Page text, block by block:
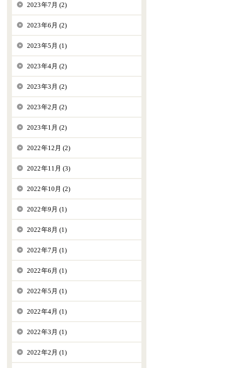
2023年7月 (2)
2023年6月 (2)
2023年5月 (1)
2023年4月 (2)
2023年3月 (2)
2023年2月 (2)
2023年1月 (2)
2022年12月 (2)
2022年11月 (3)
2022年10月 (2)
2022年9月 (1)
2022年8月 (1)
2022年7月 (1)
2022年6月 (1)
2022年5月 (1)
2022年4月 (1)
2022年3月 (1)
2022年2月 (1)